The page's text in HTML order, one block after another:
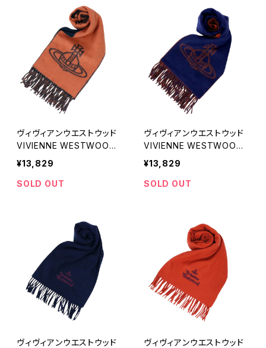
ヴィヴィアンウエストウッド
VIVIENNE WESTWOOD
マフラー 24-W00ZH-C40
9 レディース メンズ ビッグ
オーブロゴ テラコッタ マフ
¥13,829
SOLD OUT
ヴィヴィアンウエストウッド
VIVIENNE WESTWOOD
マフラー 24-W00ZH-K41
0 レディース メンズ ビッグ
オーブロゴ ネイビーブルー
¥13,829
SOLD OUT
ヴィヴィアンウエストウッド
ヴィヴィアンウエストウッド